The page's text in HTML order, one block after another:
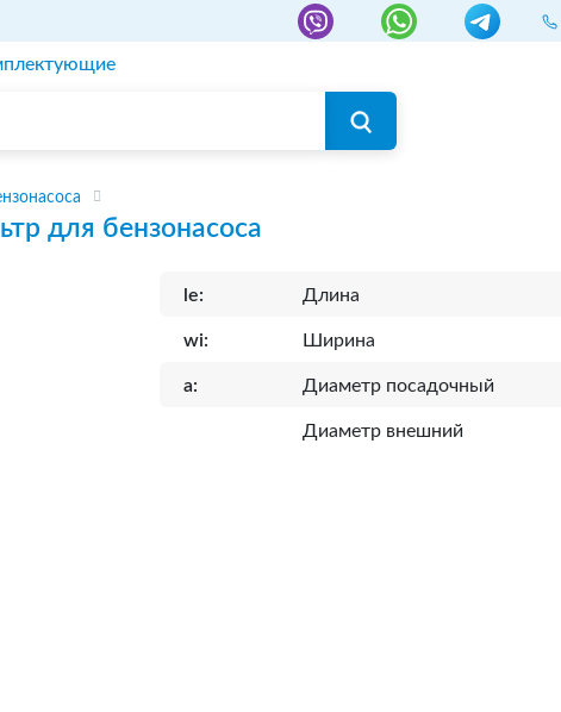
для бензонасоса
le: Длина
wi: Ширина
a: Диаметр посадочный
Диаметр внешний